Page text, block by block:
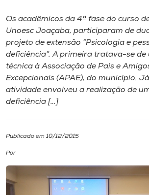
Internacionalização
I.nova
Diplomados
Biblioteca
Os acadêmicos da 4ª fase do curso
Unoesc Joaçaba, participaram de
projeto de extensão “Psicologia e
deficiência”. A primeira tratava-se de
técnica à Associação de Pais e
Excepcionais (APAE), do município.
atividade envolveu a realização de
deficiência […]
Publicado em 10/12/2015
Por